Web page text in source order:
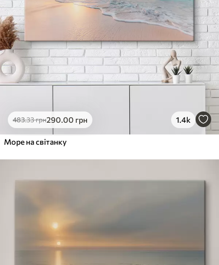
483.33грн290.00 грн 1.4k
Море на світанку